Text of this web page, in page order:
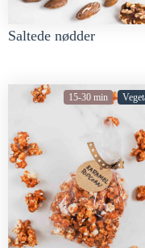
Saltede nødder
15-30 min